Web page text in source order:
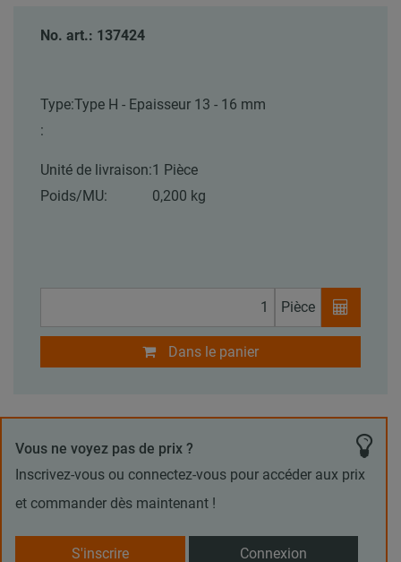
No. art.: 137424
Type:Type H - Epaisseur 13 - 16 mm
:
Unité de livraison:1 Pièce
Poids/MU:
0,200 kg
Pièce
Dans le panier
Vous ne voyez pas de prix ?
Inscrivez-vous ou connectez-vous pour accéder aux prix
et commander dès maintenant !
S'inscrire Connexion